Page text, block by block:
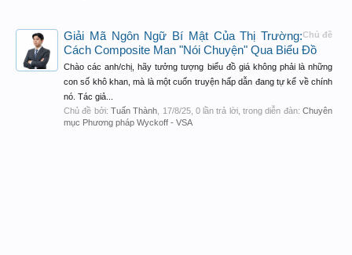
Chủ đề
Giải Mã Ngôn Ngữ Bí Mật Của Thị Trường:
Cách Composite Man "Nói Chuyện" Qua Biểu Đồ
Chào các anh/chị, hãy tưởng tượng biểu đồ giá không phải là những
con số khô khan, mà là một cuốn truyện hấp dẫn đang tự kể về chính
nó. Tác giả...
Chủ đề bởi: Tuấn Thành 17/8/25, 0 lần trả lời, trong diễn đàn:Chuyên
mục Phương pháp Wyckoff - VSA